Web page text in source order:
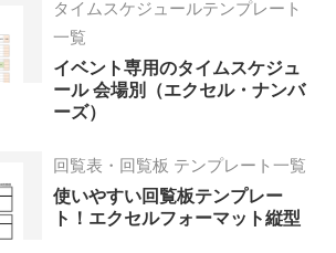
タイムスケジュールテンプレート
一覧
イベント専用のタイムスケジュ
ール 会場別（エクセル・ナンバ
ーズ）
回覧表・回覧板 テンプレート一覧
使いやすい回覧板テンプレー
ト！エクセルフォーマット縦型